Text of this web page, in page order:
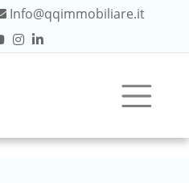
Info@qqimmobiliare.it